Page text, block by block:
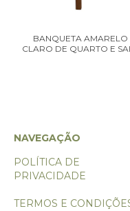
BANQUETA AMARELO
CLARO DE QUARTO E
NAVEGAÇÃO
POLÍTICA DE
PRIVACIDADE
TERMOS E